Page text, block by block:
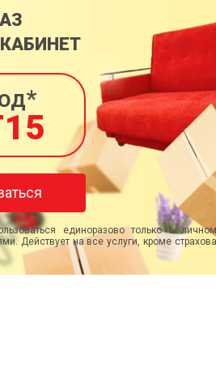
единоразово только в
Действует на все услуги, кроме